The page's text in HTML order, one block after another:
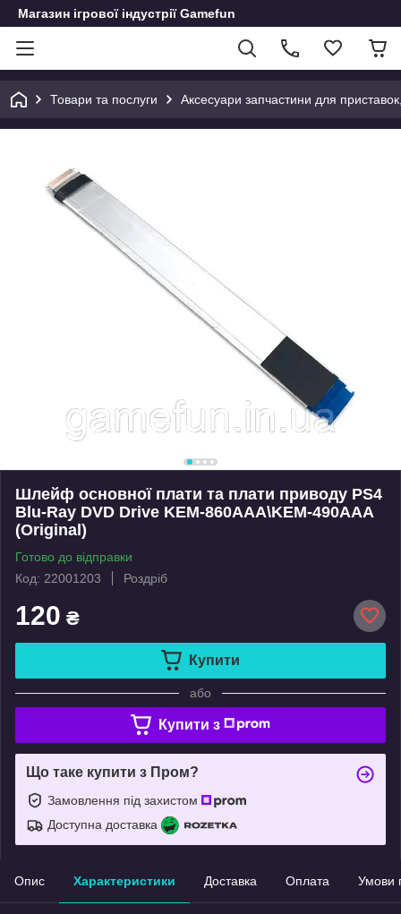
Магазин ігрової індустрії Gamefun
Товари та послуги Аксесуари запчастини для
Шлейф основної плати та плати приводу PS4
Blu-Ray DVD Drive KEM-860AAA\KEM-490AAA
(Original)
Готово до відправки
Код: 22001203
Роздріб
120 ₴
Купити
або
Купити з
Що таке купити з Пром?
Замовлення під захистом
Доступна доставка
Опис Характеристики Доставка Оплата Умови